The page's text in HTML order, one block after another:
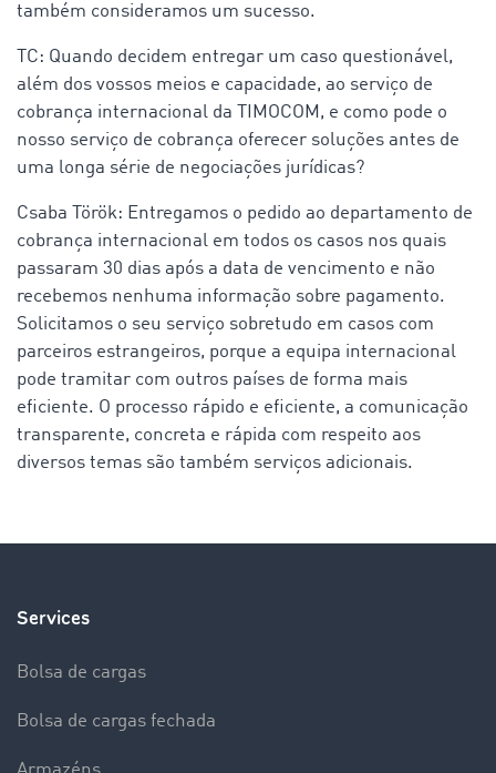
também consideramos um sucesso.
TC: Quando decidem entregar um caso questionável,
além dos vossos meios e capacidade, ao serviço de
cobrança internacional da TIMOCOM, e como pode o
nosso serviço de cobrança oferecer soluções antes de
uma longa série de negociações jurídicas?
Csaba Török: Entregamos o pedido ao departamento de
cobrança internacional em todos os casos nos quais
passaram 30 dias após a data de vencimento e não
recebemos nenhuma informação sobre pagamento.
Solicitamos o seu serviço sobretudo em casos com
parceiros estrangeiros, porque a equipa internacional
pode tramitar com outros países de forma mais
eficiente. O processo rápido e eficiente, a comunicação
transparente, concreta e rápida com respeito aos
diversos temas são também serviços adicionais.
Services
Bolsa de cargas
Bolsa de cargas fechada